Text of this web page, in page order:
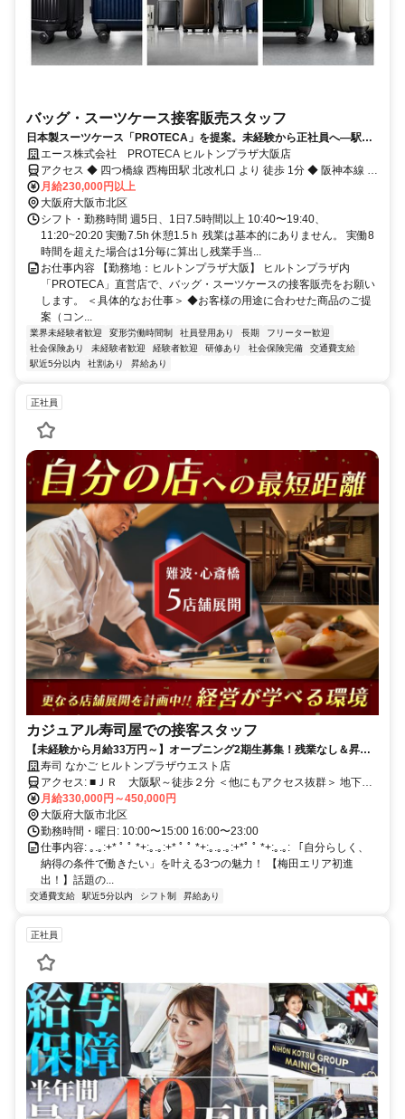
バッグ・スーツケース接客販売スタッフ
日本製スーツケース「PROTECA」を提案。未経験から正社員へ—駅直
結×残業ほぼゼロ＆年2回5連休で、上質接客とキャリアを磨く。
エース株式会社 PROTECA ヒルトンプラザ大阪店
アクセス ◆ 四つ橋線 西梅田駅 北改札口 より 徒歩 1分 ◆ 阪神本線 梅
田駅 西改札口 より 徒歩 1分 ◆ 大阪環状線 大阪駅 桜橋出口 より 徒歩
2分 ◆ 東西線 北新地駅 西改札口 より 徒歩 2分 ◆ 御堂筋線 梅田駅 南
改札口 より 徒歩 5分
月給230,000円以上
大阪府大阪市北区
シフト・勤務時間 週5日、1日7.5時間以上 10:40〜19:40、
11:20~20:20 実働7.5h 休憩1.5ｈ 残業は基本的にありません。 実働8
時間を超えた場合は1分毎に算出し残業手当...
お仕事内容 【勤務地：ヒルトンプラザ大阪】 ヒルトンプラザ内
「PROTECA」直営店で、バッグ・スーツケースの接客販売をお願い
します。 ＜具体的なお仕事＞ ◆お客様の用途に合わせた商品のご提
案（コン...
業界未経験者歓迎 変形労働時間制 社員登用あり 長期
フリーター歓迎
社会保険あり
未経験者歓迎 経験者歓迎 研修あり 社会保険完備
交通費支給
駅近5分以内
社割あり 昇給あり
正社員
カジュアル寿司屋での接客スタッフ
【未経験から月給33万円～】オープニング2期生募集！残業なし＆昇給
賞与も充実のカジュアル寿司店
寿司 なかご ヒルトンプラザウエスト店
アクセス: ■ＪＲ 大阪駅～徒歩２分 ＜他にもアクセス抜群＞ 地下鉄
四ツ橋線 西梅田駅～徒歩すぐ 地下鉄御堂筋線 梅田駅～徒歩５分
地下鉄谷町線 東梅田駅～徒歩６分 ＪＲ 北新地駅～徒歩２分 阪神梅
田駅～徒歩すぐ 阪急梅田駅～徒歩１０分 ＊通勤便利な大阪・梅田エ
リア！ ＊駅チカでアクセスも抜群〇
月給330,000円～450,000円
大阪府大阪市北区
勤務時間・曜日: 10:00〜15:00 16:00〜23:00
仕事内容: ｡.｡:+* ﾟ ﾟ *+:｡.｡:+* ﾟ ﾟ *+:｡.｡.｡:+*ﾟ ﾟ *+:｡.｡: 「自分らしく、
納得の条件で働きたい」を叶える3つの魅力！ 【梅田エリア初進
出！】話題の...
交通費支給 駅近5分以内 シフト制 昇給あり
正社員